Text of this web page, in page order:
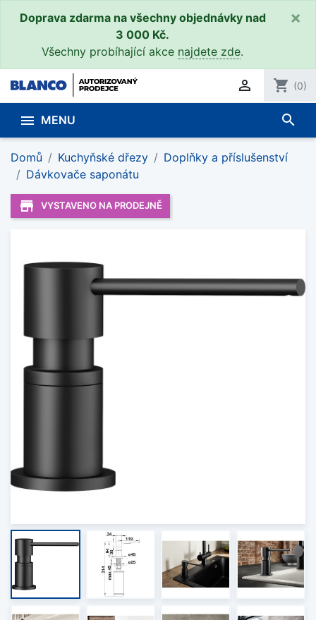
Doprava zdarma na všechny objednávky nad
3 000 Kč.
Všechny probíhající akce najdete zde.
×
 shopping_cart (0)
 MENU search
Domů Kuchyňské dřezy
Doplňky a příslušenství
Dávkovače saponátu
store_mall_directory VYSTAVENO NA PRODEJNĚ